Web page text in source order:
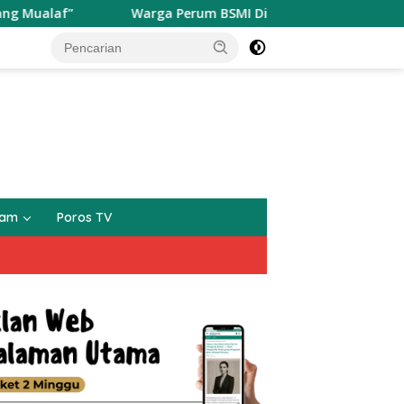
Warga Perum BSMI Digegerakan Datangnya Seekor
Poros TV